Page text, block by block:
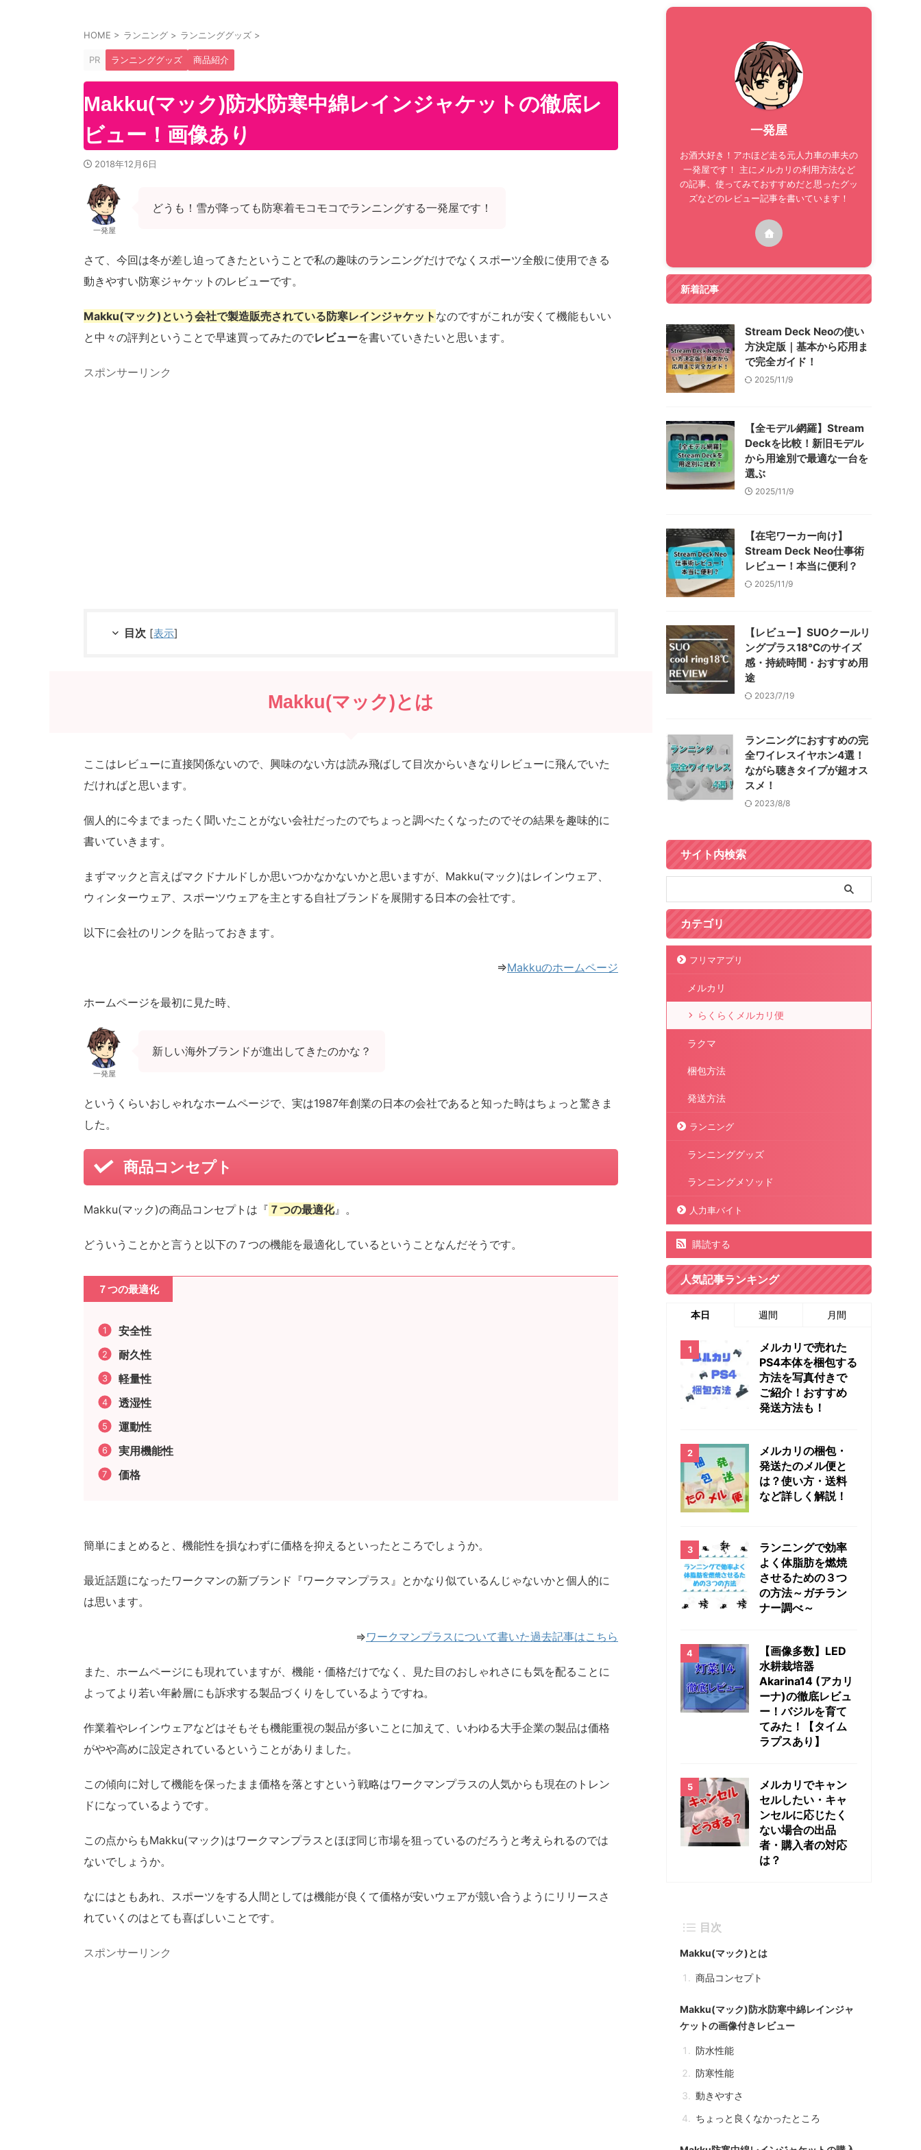
HOME > ランニング > ランニンググッズ >
PR ランニンググッズ 商品紹介
Makku(マック)防水防寒中綿レインジャケットの徹底レ
ビュー！画像あり
2018年12月6日
一発屋
どうも！雪が降っても防寒着モコモコでランニングする一発屋です！
さて、今回は冬が差し迫ってきたということで私の趣味のランニングだけでなくスポーツ全般に使用できる
動きやすい防寒ジャケットのレビューです。
Makku(マック) という会社で製造販売されている防寒レインジャケット なのですがこれが安くて機能もいい
と中々の評判ということで早速買ってみたのでレビューを書いていきたいと思います。
スポンサーリンク
目次 [表示]
Makku(マック)とは
ここはレビューに直接関係ないので、興味のない方は読み飛ばして目次からいきなりレビューに飛んでいた
だければと思います。
個人的に今までまったく聞いたことがない会社だったのでちょっと調べたくなったのでその結果を趣味的に
書いていきます。
まずマックと言えばマクドナルドしか思いつかなかないかと思いますが、Makku(マック)はレインウェア、
ウィンターウェア、スポーツウェアを主とする自社ブランドを展開する日本の会社です。
以下に会社のリンクを貼っておきます。
⇒Makkuのホームページ
ホームページを最初に見た時、
一発屋
新しい海外ブランドが進出してきたのかな？
というくらいおしゃれなホームページで、実は1987年創業の日本の会社であると知った時はちょっと驚きま
した。
商品コンセプト
Makku(マック)の商品コンセプトは『 ７つの最適化』。
どういうことかと言うと以下の７つの機能を最適化しているということなんだそうです。
７つの最適化
安全性
耐久性
軽量性
透湿性
運動性
実用機能性
価格
簡単にまとめると、機能性を損なわずに価格を抑えるといったところでしょうか。
最近話題になったワークマンの新ブランド『ワークマンプラス』とかなり似ているんじゃないかと個人的に
は思います。
⇒ワークマンプラスについて書いた過去記事はこちら
また、ホームページにも現れていますが、機能・価格だけでなく、見た目のおしゃれさにも気を配ることに
よってより若い年齢層にも訴求する製品づくりをしているようですね。
作業着やレインウェアなどはそもそも機能重視の製品が多いことに加えて、いわゆる大手企業の製品は価格
がやや高めに設定されているということがありました。
この傾向に対して機能を保ったまま価格を落とすという戦略はワークマンプラスの人気からも現在のトレン
ドになっているようです。
この点からもMakku(マック)はワークマンプラスとほぼ同じ市場を狙っているのだろうと考えられるのでは
ないでしょうか。
なにはともあれ、スポーツをする人間としては機能が良くて価格が安いウェアが競い合うようにリリースさ
れていくのはとても喜ばしいことです。
スポンサーリンク
一発屋
お酒大好き！アホほど走る元人力車の車夫の
一発屋です！ 主にメルカリの利用方法など
の記事、使ってみておすすめだと思ったグッ
ズなどのレビュー記事を書いています！
新着記事
Stream Deck Neoの使い
方決定版｜基本から応用ま
で完全ガイド！
2025/11/9
【全モデル網羅】Stream
Deckを比較！新旧モデル
から用途別で最適な一台を
選ぶ
2025/11/9
【在宅ワーカー向け】
Stream Deck Neo仕事術
レビュー！本当に便利？
2025/11/9
【レビュー】SUOクールリ
ングプラス18℃のサイズ
感・持続時間・おすすめ用
途
2023/7/19
ランニングにおすすめの完
全ワイレスイヤホン4選！
ながら聴きタイプが超オス
スメ！
2023/8/8
サイト内検索
カテゴリ
フリマアプリ
メルカリ
らくらくメルカリ便
ラクマ
梱包方法
発送方法
ランニング
ランニンググッズ
ランニングメソッド
人力車バイト
購読する
人気記事ランキング
本日 週間 月間
メルカリで売れた
PS4本体を梱包する
方法を写真付きで
ご紹介！おすすめ
発送方法も！
メルカリの梱包・
発送たのメル便と
は？使い方・送料
など詳しく解説！
ランニングで効率
よく体脂肪を燃焼
させるための３つ
の方法～ガチラン
ナー調べ～
【画像多数】LED
水耕栽培器
Akarina14 (アカリ
ーナ)の徹底レビュ
ー！バジルを育て
てみた！【タイム
ラプスあり】
メルカリでキャン
セルしたい・キャ
ンセルに応じたく
ない場合の出品
者・購入者の対応
は？
目次
Makku(マック)とは
商品コンセプト
Makku(マック)防水防寒中綿レインジャ
ケットの画像付きレビュー
防水性能
防寒性能
動きやすさ
ちょっと良くなかったところ